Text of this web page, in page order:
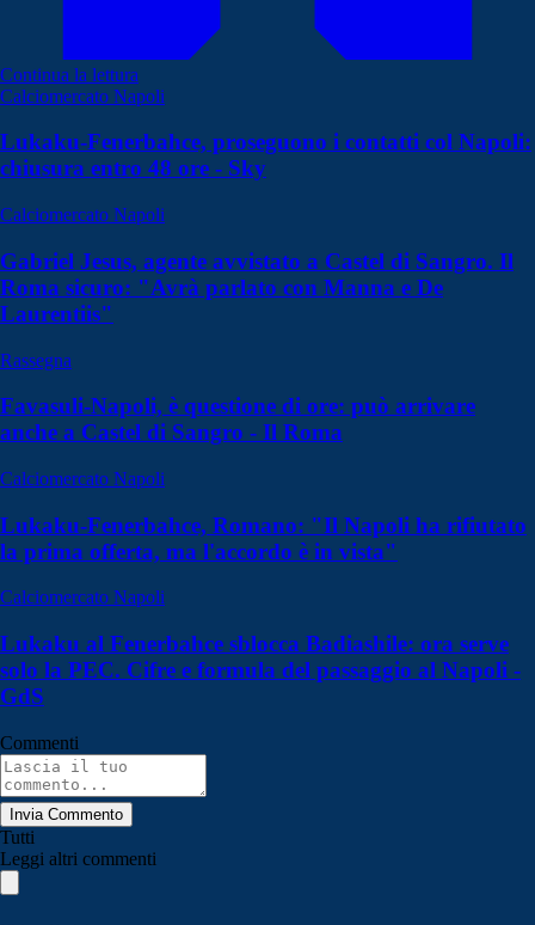
Continua la lettura
Calciomercato Napoli
Lukaku-Fenerbahce, proseguono i contatti col Napoli:
chiusura entro 48 ore - Sky
Calciomercato Napoli
Gabriel Jesus, agente avvistato a Castel di Sangro. Il
Roma sicuro: "Avrà parlato con Manna e De
Laurentiis"
Rassegna
Favasuli-Napoli, è questione di ore: può arrivare
anche a Castel di Sangro - Il Roma
Calciomercato Napoli
Lukaku-Fenerbahce, Romano: "Il Napoli ha rifiutato
la prima offerta, ma l'accordo è in vista"
Calciomercato Napoli
Lukaku al Fenerbahce sblocca Badiashile: ora serve
solo la PEC. Cifre e formula del passaggio al Napoli -
GdS
Commenti
Invia Commento
Tutti
Leggi altri commenti